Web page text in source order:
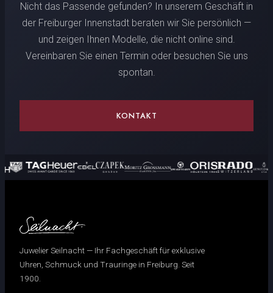
Nicht das Passende gefunden? In unserem Geschäft in
der Freiburger Innenstadt beraten wir Sie persönlich —
und zeigen Ihnen Modelle, die nicht online sind.
Vereinbaren Sie einen Termin oder besuchen Sie uns
spontan.
KONTAKT
Juwelier Seilnacht — Ihr Fachgeschäft für exklusive
Uhren, Schmuck und Trauringe in Freiburg. Seit
1900.